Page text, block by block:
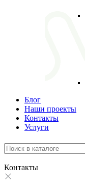
Блог
Наши проекты
Контакты
Услуги
Контакты